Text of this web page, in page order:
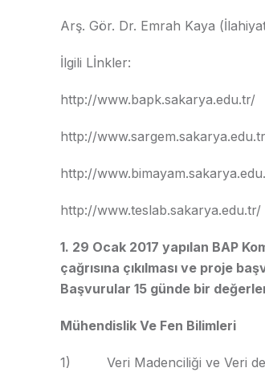
Arş. Gör. Dr. Emrah Kaya
İlgili Lİnkler:
http://www.bapk.sakarya.edu.tr/
http://
http://
http://www.teslab.sakarya.edu.tr/
1. 29 Ocak 2017 yapılan BAP
çağrısına çıkılması ve proje
Başvurular 15 günde bir
Mühendislik Ve Fen Bilimleri
1) Veri Madenciliği ve Veri